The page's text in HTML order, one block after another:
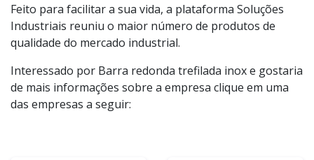
Feito para facilitar a sua vida, a plataforma Soluções
Industriais reuniu o maior número de produtos de
qualidade do mercado industrial.
Interessado por Barra redonda trefilada inox e gostaria
de mais informações sobre a empresa clique em uma
das empresas a seguir: